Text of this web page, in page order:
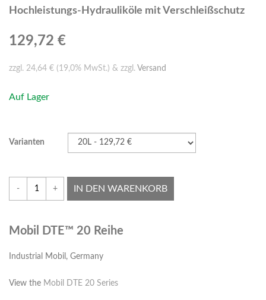
Hochleistungs-Hydrauliköle mit Verschleißschutz
129,72 €
zzgl. 24,64 € (19,0% MwSt.) & zzgl. Versand
Auf Lager
Varianten
- + IN DEN WARENKORB
Mobil DTE™ 20 Reihe
Industrial Mobil, Germany
View the Mobil DTE 20 Series